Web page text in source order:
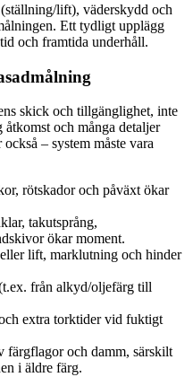
lift), väderskydd och
Ett tydligt upplägg
och framtida underhåll.
skick och tillgänglighet, inte
och många detaljer
– system måste vara
rötskador och påväxt ökar
takutsprång,
ökar moment.
lift, marklutning och hinder
från alkyd/oljefärg till
extra torktider vid fuktigt
och damm, särskilt
i äldre färg.